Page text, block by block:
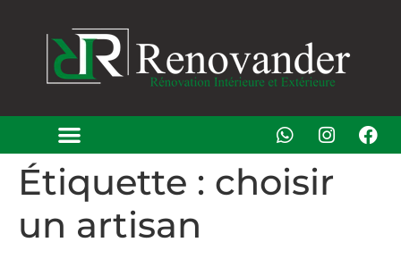
Étiquette : choisir
un artisan